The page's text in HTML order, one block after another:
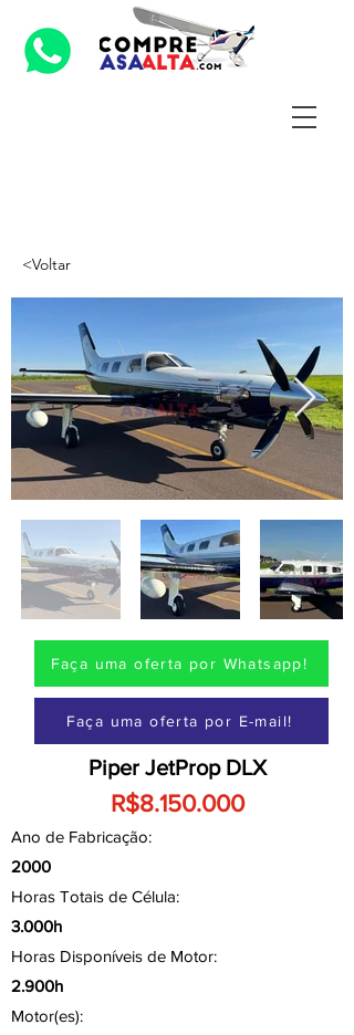
<Voltar
Faça uma oferta por Whatsapp!
Faça uma oferta por E-mail!
Piper JetProp DLX
R$8.150.000
Ano de Fabricação:
2000
Horas Totais de Célula:
3.000h
Horas Disponíveis de Motor:
2.900h
Motor(es):